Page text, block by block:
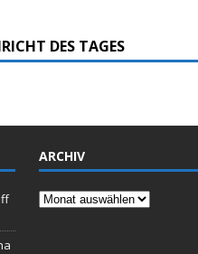
DES TAGES
ARCHIV
Archiv